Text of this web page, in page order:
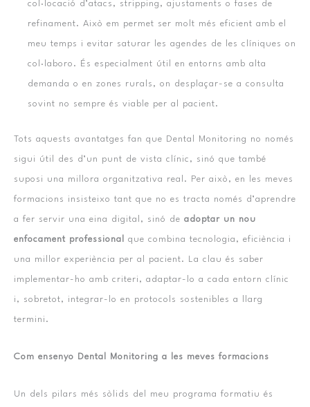
col·locació d’atacs, stripping, ajustaments o fases de
refinament. Això em permet ser molt més eficient amb el
meu temps i evitar saturar les agendes de les clíniques on
col·laboro. És especialment útil en entorns amb alta
demanda o en zones rurals, on desplaçar-se a consulta
sovint no sempre és viable per al pacient.
Tots aquests avantatges fan que Dental Monitoring no només
sigui útil des d’un punt de vista clínic, sinó que també
suposi una millora organitzativa real. Per això, en les meves
formacions insisteixo tant que no es tracta només d’aprendre
a fer servir una eina digital, sinó de adoptar un nou
enfocament professional que combina tecnologia, eficiència i
una millor experiència per al pacient. La clau és saber
implementar-ho amb criteri, adaptar-lo a cada entorn clínic
i, sobretot, integrar-lo en protocols sostenibles a llarg
termini.
Com ensenyo Dental Monitoring a les meves formacions
Un dels pilars més sòlids del meu programa formatiu és